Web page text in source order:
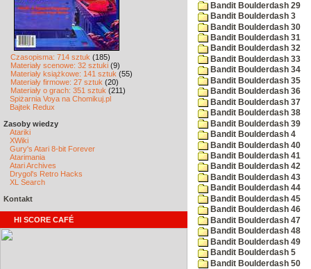
Czasopisma: 714 sztuk (185)
Materiały scenowe: 32 sztuki (9)
Materiały książkowe: 141 sztuk (55)
Materiały firmowe: 27 sztuk (20)
Materiały o grach: 351 sztuk (211)
Spiżarnia Voya na Chomikuj.pl
Bajtek Redux
Zasoby wiedzy
Atariki
XWiki
Gury's Atari 8-bit Forever
Atarimania
Atari Archives
Drygol's Retro Hacks
XL Search
Kontakt
HI SCORE CAFÉ
Bandit Boulderdash 29
Bandit Boulderdash 3
Bandit Boulderdash 30
Bandit Boulderdash 31
Bandit Boulderdash 32
Bandit Boulderdash 33
Bandit Boulderdash 34
Bandit Boulderdash 35
Bandit Boulderdash 36
Bandit Boulderdash 37
Bandit Boulderdash 38
Bandit Boulderdash 39
Bandit Boulderdash 4
Bandit Boulderdash 40
Bandit Boulderdash 41
Bandit Boulderdash 42
Bandit Boulderdash 43
Bandit Boulderdash 44
Bandit Boulderdash 45
Bandit Boulderdash 46
Bandit Boulderdash 47
Bandit Boulderdash 48
Bandit Boulderdash 49
Bandit Boulderdash 5
Bandit Boulderdash 50